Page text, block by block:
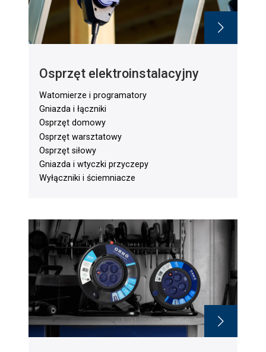
Osprzęt elektroinstalacyjny
Watomierze i programatory
Gniazda i łączniki
Osprzęt domowy
Osprzęt warsztatowy
Osprzęt siłowy
Gniazda i wtyczki przyczepy
Wyłączniki i ściemniacze